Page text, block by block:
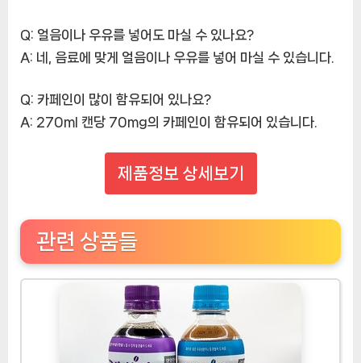
Q: 얼음이나 우유를 넣어도 마실 수 있나요?
A: 네, 음료에 맞게 얼음이나 우유를 넣어 마실 수 있습니다.
Q: 카페인이 많이 함유되어 있나요?
A: 270ml 캔당 70mg의 카페인이 함유되어 있습니다.
제품정보 상세보기
관련 상품들